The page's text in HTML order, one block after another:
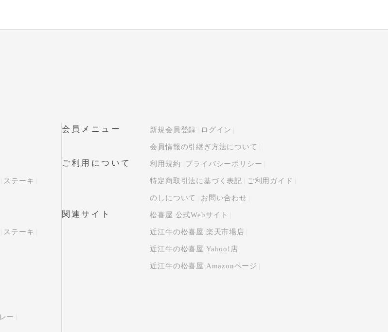
ステーキ
ステーキ
ー
会員メニュー 新規会員登録 ログイン
会員情報の引継ぎ方法について
ご利用について 利用規約 プライバシーポリシー
特定商取引法に基づく表記 ご利用ガイド
のしについて お問い合わせ
関連サイト 松喜屋 公式Webサイト
近江牛の松喜屋 楽天市場店
近江牛の松喜屋 Yahoo!店
近江牛の松喜屋 Amazonページ